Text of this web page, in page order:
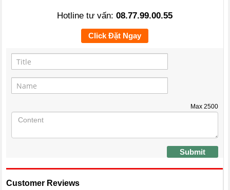
Hotline tư vấn: 08.77.99.00.55
Click Đặt Ngay
Max 2500
Submit
Customer Reviews